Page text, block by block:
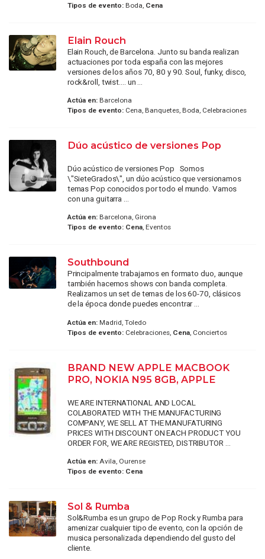
Tipos de evento:Boda, Cena
Elain Rouch
Elain Rouch, de Barcelona. Junto su banda realizan
actuaciones por toda españa con las mejores
versiones de los años 70, 80 y 90. Soul, funky, disco,
rock&roll, twist.... un ...
Actúa en:Barcelona
Tipos de evento:Cena, Banquetes, Boda, Celebraciones
Dúo acústico de versiones Pop
Dúo acústico de versiones Pop Somos
\"SieteGrados\", un dúo acústico que versionamos
temas Pop conocidos por todo el mundo. Vamos
con una guitarra ...
Actúa en:Barcelona, Girona
Tipos de evento: Cena, Eventos
Southbound
Principalmente trabajamos en formato duo, aunque
también hacemos shows con banda completa.
Realizamos un set de temas de los 60-70, clásicos
de la época donde puedes encontrar ...
Actúa en:Madrid, Toledo
Tipos de evento:Celebraciones, Cena, Conciertos
BRAND NEW APPLE MACBOOK
PRO, NOKIA N95 8GB, APPLE
WE ARE INTERNATIONAL AND LOCAL
COLABORATED WITH THE MANUFACTURING
COMPANY, WE SELL AT THE MANUFATURING
PRICES WITH DISCOUNT ON EACH PRODUCT YOU
ORDER FOR, WE ARE REGISTED, DISTRIBUTOR ...
Actúa en:Avila, Ourense
Tipos de evento: Cena
Sol & Rumba
Sol&Rumba es un grupo de Pop Rock y Rumba para
amenizar cualquier tipo de evento, con la opción de
musica personalizada dependiendo del gusto del
cliente.